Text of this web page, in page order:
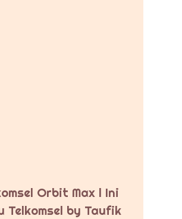
Orbit Max l Ini
Telkomsel by Taufik